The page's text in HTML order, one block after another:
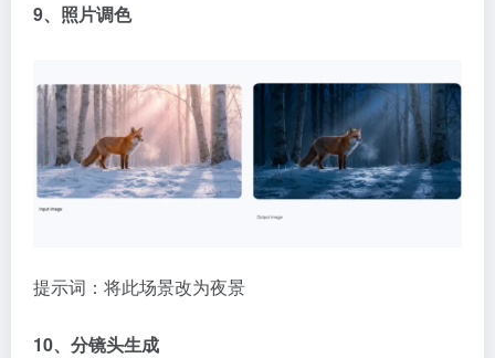
9、照片调色
提示词：将此场景改为夜景
10、分镜头生成